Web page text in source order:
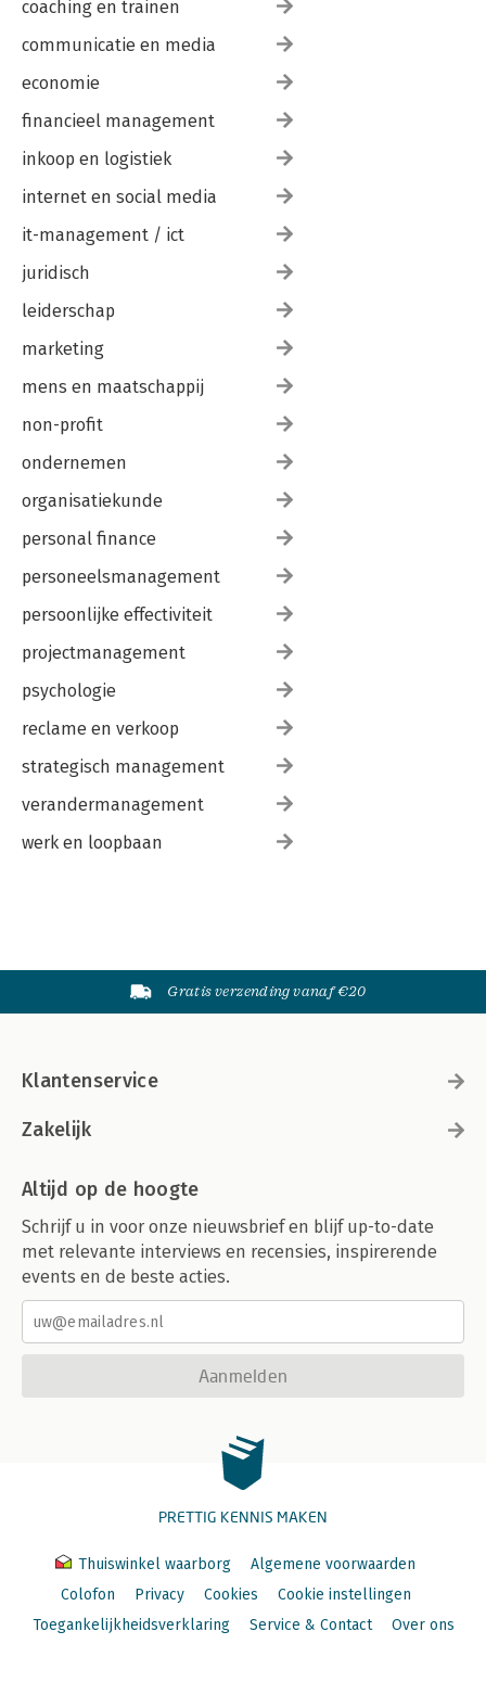
coaching en trainen
communicatie en media
economie
financieel management
inkoop en logistiek
internet en social media
it-management / ict
juridisch
leiderschap
marketing
mens en maatschappij
non-profit
ondernemen
organisatiekunde
personal finance
personeelsmanagement
persoonlijke effectiviteit
projectmanagement
psychologie
reclame en verkoop
strategisch management
verandermanagement
werk en loopbaan
Gratis verzending vanaf €20
Klantenservice
Zakelijk
Altijd op de hoogte
Schrijf u in voor onze nieuwsbrief en blijf up-to-date
met relevante interviews en recensies, inspirerende
events en de beste acties.
Aanmelden
PRETTIG KENNIS MAKEN
Thuiswinkel waarborg
Algemene voorwaarden
Colofon
Privacy Cookies
Cookie instellingen
Toegankelijkheidsverklaring
Service & Contact Over ons